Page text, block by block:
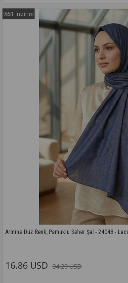
Armine Düz Renk, Pamuklu Seher Şal - 24048 -
Bu modelin tüm renkleri için tıklayınız
16.86 USD 34.29 USD
%51 İndirim